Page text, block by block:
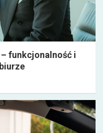
funkcjonalność i